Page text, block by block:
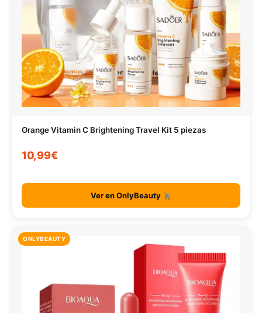
Orange Vitamin C Brightening Travel Kit 5 piezas
10,99€
Ver en OnlyBeauty
ONLYBEAUTY